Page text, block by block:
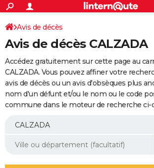
ACTUALITÉS
Politique
Société
Faits Divers
Education
Monde
Villes
+
SPORT
Coupe du monde 2026
Football
Tennis
Cyclisme
Rugby
Forum
Programme TV
TNT
Streaming
Cinéma
Sorties cinéma
Musique
+
FINANCE
Retraite
Epargne
Immobilier
Risques naturels par ville
Banque
Assurance
AUTO
Essais
Réserver un essai
Citadines
Berlines
SUV
Forum auto
+
Mobiles
Meilleur smartphone
Internet
Ordinateurs
Jeux vidéo
Guide high-tech
Aménagement intérieur
Avis de décès
Avis de décès CALZADA
Accédez gratuitement sur cette page au
CALZADA. Vous pouvez affiner votre
avis de décès ou un avis d'obsèques plus
nom d'un défunt et/ou le nom ou le code
commune dans le moteur de recherche ci-